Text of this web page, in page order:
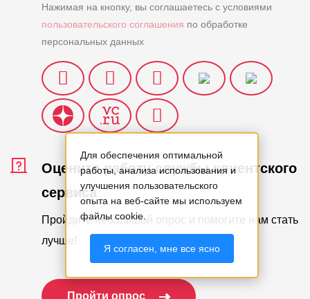
Нажимая на кнопку, вы соглашаетесь с условиями
пользовательского соглашения по обработке
персональных данных
Оцените работу службы клиентского
сервиса
Пройдите небольшой опрос и помогите нам стать
лучше!
Пройти опрос
Для обеспечения оптимальной
работы, анализа использования и
улучшения пользовательского
опыта на веб-сайте мы используем
файлы cookie.
Я согласен, мне все ясно